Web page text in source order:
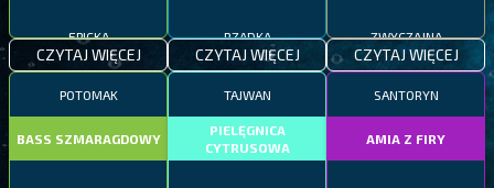
CZYTAJ WIĘCEJ CZYTAJ WIĘCEJ CZYTAJ WIĘCEJ
POTOMAK
BASS SZMARAGDOWY
TAJWAN
PIELĘGNICA
CYTRUSOWA
SANTORYN
AMIA Z FIRY